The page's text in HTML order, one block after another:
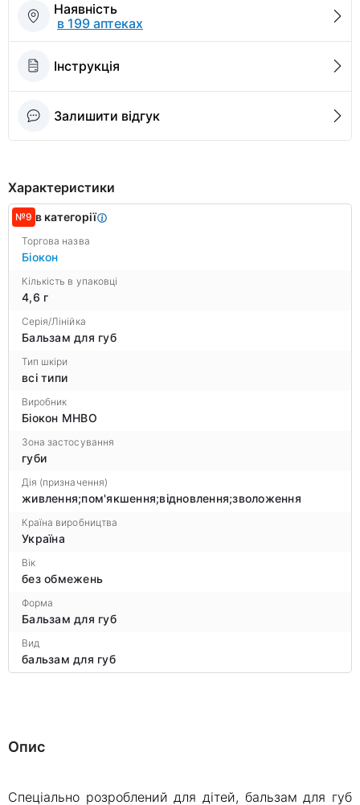
Наявність
в 199 аптеках
Інструкція
Залишити відгук
Характеристики
№9 в категорії
Торгова назва
Біокон
Кількість в упаковці
4,6 г
Серія/Лінійка
Бальзам для губ
Тип шкіри
всі типи
Виробник
Біокон МНВО
Зона застосування
губи
Дія (призначення)
живлення;пом'якшення;відновлення;зволоження
Країна виробництва
Україна
Вік
без обмежень
Форма
Бальзам для губ
Вид
бальзам для губ
Опис
Спеціально розроблений для дітей, бальзам для губ